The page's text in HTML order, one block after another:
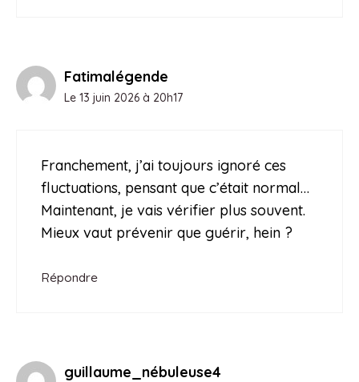
Fatimalégende
Le 13 juin 2026 à 20h17
Franchement, j’ai toujours ignoré ces
fluctuations, pensant que c’était normal…
Maintenant, je vais vérifier plus souvent.
Mieux vaut prévenir que guérir, hein ?
Répondre
guillaume_nébuleuse4